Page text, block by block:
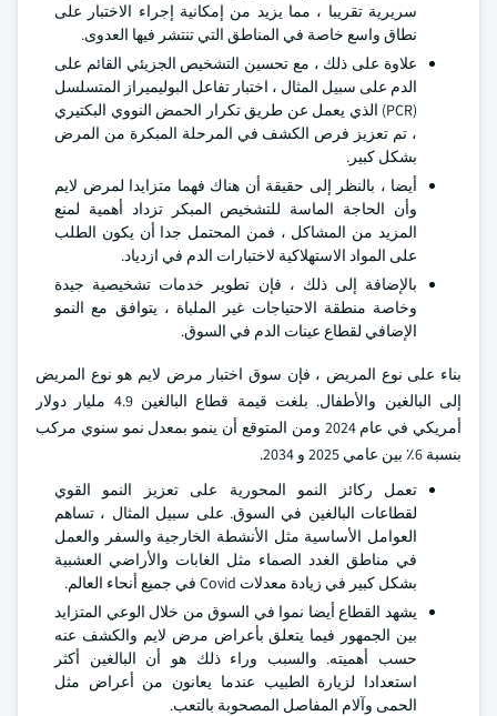
سريرية تقريبا ، مما يزيد من إمكانية إجراء الاختبار على
نطاق واسع خاصة في المناطق التي تنتشر فيها العدوى.
علاوة على ذلك ، مع تحسين التشخيص الجزيئي القائم على
الدم على سبيل المثال ، اختبار تفاعل البوليميراز المتسلسل
(PCR) الذي يعمل عن طريق تكرار الحمض النووي البكتيري
، تم تعزيز فرص الكشف في المرحلة المبكرة من المرض
بشكل كبير.
أيضا ، بالنظر إلى حقيقة أن هناك فهما متزايدا لمرض لايم
وأن الحاجة الماسة للتشخيص المبكر تزداد أهمية لمنع
المزيد من المشاكل ، فمن المحتمل جدا أن يكون الطلب
على المواد الاستهلاكية لاختبارات الدم في ازدياد.
بالإضافة إلى ذلك ، فإن تطوير خدمات تشخيصية جيدة
وخاصة منطقة الاحتياجات غير الملباة ، يتوافق مع النمو
الإضافي لقطاع عينات الدم في السوق.
بناء على نوع المريض ، فإن سوق اختبار مرض لايم هو نوع المريض
إلى البالغين والأطفال. بلغت قيمة قطاع البالغين 4.9 مليار دولار
أمريكي في عام 2024 ومن المتوقع أن ينمو بمعدل نمو سنوي مركب
بنسبة 6٪ بين عامي 2025 و 2034.
تعمل ركائز النمو المحورية على تعزيز النمو القوي
لقطاعات البالغين في السوق. على سبيل المثال ، تساهم
العوامل الأساسية مثل الأنشطة الخارجية والسفر والعمل
في مناطق الغدد الصماء مثل الغابات والأراضي العشبية
بشكل كبير في زيادة معدلات Covid في جميع أنحاء العالم.
يشهد القطاع أيضا نموا في السوق من خلال الوعي المتزايد
بين الجمهور فيما يتعلق بأعراض مرض لايم والكشف عنه
حسب أهميته. والسبب وراء ذلك هو أن البالغين أكثر
استعدادا لزيارة الطبيب عندما يعانون من أعراض مثل
الحمى وآلام المفاصل المصحوبة بالتعب.